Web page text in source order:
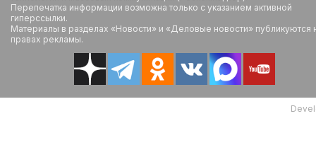
Перепечатка информации возможна только с указанием активной
гиперссылки.
Материалы в разделах «Новости» и «Деловые новости» публикуются
правах рекламы.